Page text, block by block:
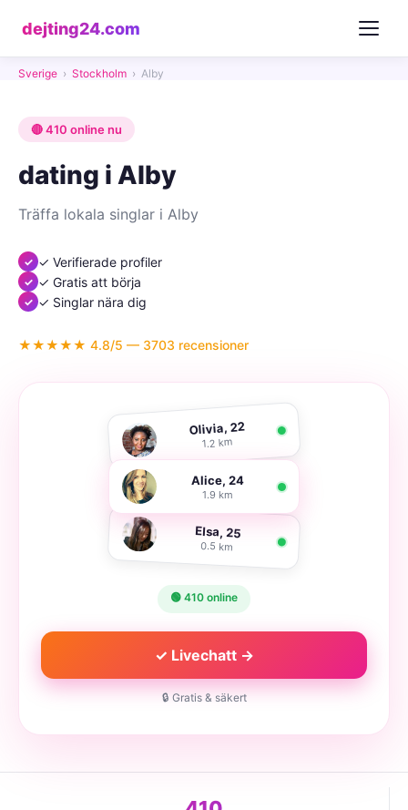
dejting24.com
Sverige › Stockholm › Alby
🔴 410 online nu
dating i Alby
Träffa lokala singlar i Alby
✓ Verifierade profiler
✓ Gratis att börja
✓ Singlar nära dig
★★★★★ 4.8/5 — 3703 recensioner
Olivia, 22
1.2 km
Alice, 24
1.9 km
Elsa, 25
0.5 km
🟢 410 online
✓ Livechatt →
🔒 Gratis & säkert